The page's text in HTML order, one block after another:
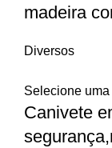
madeira
Diversos
Selecione
Canivete